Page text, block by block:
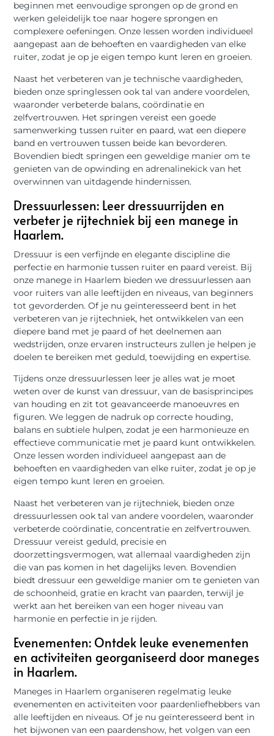
beginnen met eenvoudige sprongen op de grond en
werken geleidelijk toe naar hogere sprongen en
complexere oefeningen. Onze lessen worden individueel
aangepast aan de behoeften en vaardigheden van elke
ruiter, zodat je op je eigen tempo kunt leren en groeien.
Naast het verbeteren van je technische vaardigheden,
bieden onze springlessen ook tal van andere voordelen,
waaronder verbeterde balans, coördinatie en
zelfvertrouwen. Het springen vereist een goede
samenwerking tussen ruiter en paard, wat een diepere
band en vertrouwen tussen beide kan bevorderen.
Bovendien biedt springen een geweldige manier om te
genieten van de opwinding en adrenalinekick van het
overwinnen van uitdagende hindernissen.
Dressuurlessen: Leer dressuurrijden en
verbeter je rijtechniek bij een manege in
Haarlem.
Dressuur is een verfijnde en elegante discipline die
perfectie en harmonie tussen ruiter en paard vereist. Bij
onze manege in Haarlem bieden we dressuurlessen aan
voor ruiters van alle leeftijden en niveaus, van beginners
tot gevorderden. Of je nu geïnteresseerd bent in het
verbeteren van je rijtechniek, het ontwikkelen van een
diepere band met je paard of het deelnemen aan
wedstrijden, onze ervaren instructeurs zullen je helpen je
doelen te bereiken met geduld, toewijding en expertise.
Tijdens onze dressuurlessen leer je alles wat je moet
weten over de kunst van dressuur, van de basisprincipes
van houding en zit tot geavanceerde manoeuvres en
figuren. We leggen de nadruk op correcte houding,
balans en subtiele hulpen, zodat je een harmonieuze en
effectieve communicatie met je paard kunt ontwikkelen.
Onze lessen worden individueel aangepast aan de
behoeften en vaardigheden van elke ruiter, zodat je op je
eigen tempo kunt leren en groeien.
Naast het verbeteren van je rijtechniek, bieden onze
dressuurlessen ook tal van andere voordelen, waaronder
verbeterde coördinatie, concentratie en zelfvertrouwen.
Dressuur vereist geduld, precisie en
doorzettingsvermogen, wat allemaal vaardigheden zijn
die van pas komen in het dagelijks leven. Bovendien
biedt dressuur een geweldige manier om te genieten van
de schoonheid, gratie en kracht van paarden, terwijl je
werkt aan het bereiken van een hoger niveau van
harmonie en perfectie in je rijden.
Evenementen: Ontdek leuke evenementen
en activiteiten georganiseerd door maneges
in Haarlem.
Maneges in Haarlem organiseren regelmatig leuke
evenementen en activiteiten voor paardenliefhebbers van
alle leeftijden en niveaus. Of je nu geïnteresseerd bent in
het bijwonen van een paardenshow, het volgen van een